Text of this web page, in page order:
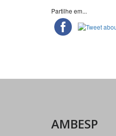
Partilhe em...
AMBESP